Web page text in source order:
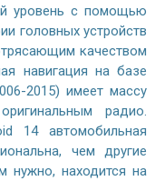
уровень с помощью
головных устройств
качеством
навигация на базе
2015) имеет массу
радио.
14 автомобильная
чем другие
нужно, находится на